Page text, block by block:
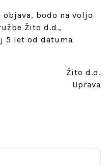
bodo na voljo
Žito d.d.,
5 let od datuma
Žito d.d.
Uprava